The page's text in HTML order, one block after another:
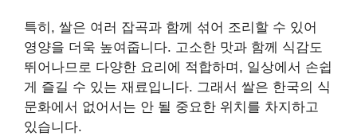
특히, 쌀은 여러 잡곡과 함께 섞어 조리할 수 있어
영양을 더욱 높여줍니다. 고소한 맛과 함께 식감도
뛰어나므로 다양한 요리에 적합하며, 일상에서 손쉽
게 즐길 수 있는 재료입니다. 그래서 쌀은 한국의 식
문화에서 없어서는 안 될 중요한 위치를 차지하고
있습니다.